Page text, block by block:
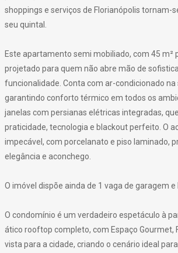
shoppings e serviços de Florianópolis tornam-
seu quintal.
Este apartamento semi mobiliado, com 45 m²
projetado para quem não abre mão de
funcionalidade. Conta com ar-condicionado na
garantindo conforto térmico em todos os
janelas com persianas elétricas integradas,
praticidade, tecnologia e blackout perfeito. O
impecável, com porcelanato e piso laminado,
elegância e aconchego.
O imóvel dispõe ainda de 1 vaga de garagem e
O condomínio é um verdadeiro espetáculo à
ático rooftop completo, com Espaço Gourmet,
vista para a cidade, criando o cenário ideal